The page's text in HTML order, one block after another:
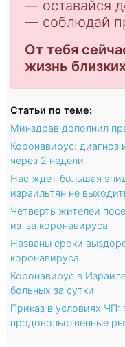
— оставайся
— соблюдай
От тебя
жизнь
Статьи по теме:
Минздрав дополнил
Коронавирус: диагноз
через 2 недели
Нас ждет большая
израильтян не
Четверть жителей
из-за коронавируса
Названы сроки
коронавируса
Коронавирус в
больных за сутки
Приказ в условиях ЧП:
продовольственные